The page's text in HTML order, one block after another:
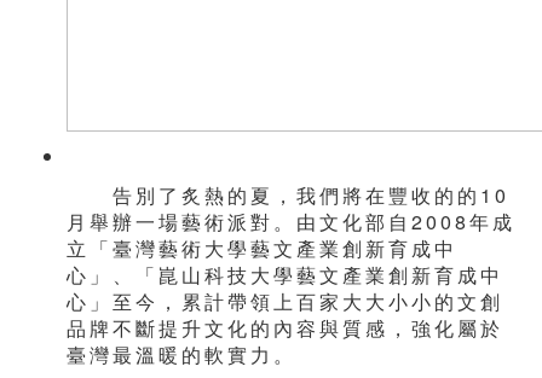
告別了炙熱的夏，我們將在豐收的的10
月舉辦一場藝術派對。由文化部自2008年成
立「臺灣藝術大學藝文產業創新育成中
心」、「崑山科技大學藝文產業創新育成中
心」至今，累計帶領上百家大大小小的文創
品牌不斷提升文化的內容與質感，強化屬於
臺灣最溫暖的軟實力。